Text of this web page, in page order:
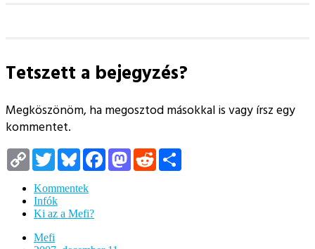
Tetszett a bejegyzés?
Megköszönöm, ha megosztod másokkal is vagy írsz egy
kommentet.
Copy
Link
TwitterBlueskyFacebookMastodon
Reddit
Kommentek
Infók
Ki az a Mefi?
Mefi